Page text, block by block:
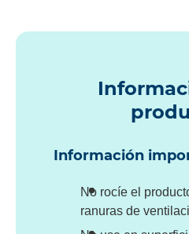
Información
No rocíe el
ranuras de